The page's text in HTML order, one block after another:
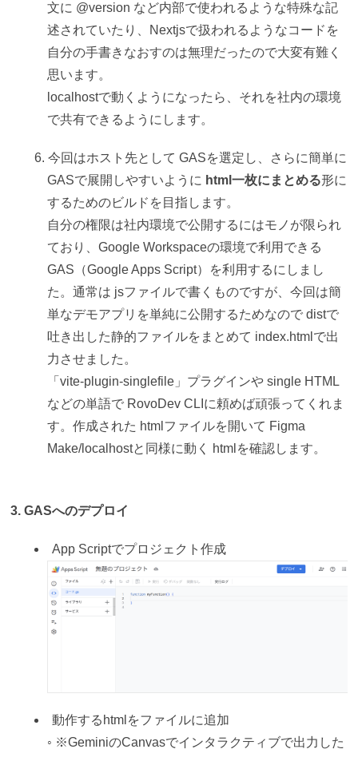
文に @version など内部で使われるような特殊な記
述されていたり、Nextjsで扱われるようなコードを
自分の手書きなおすのは無理だったので大変有難く
思います。
localhostで動くようになったら、それを社内の環境
で共有できるようにします。
今回はホスト先として GASを選定し、さらに簡単に
GASで展開しやすいように html一枚にまとめる形に
するためのビルドを目指します。
自分の権限は社内環境で公開するにはモノが限られ
ており、Google Workspaceの環境で利用できる
GAS（Google Apps Script）を利用するにしまし
た。通常は jsファイルで書くものですが、今回は簡
単なデモアプリを単純に公開するためなので distで
吐き出した静的ファイルをまとめて index.htmlで出
力させました。
「vite-plugin-singlefile」プラグインや single HTML
などの単語で RovoDev CLIに頼めば頑張ってくれま
す。作成された htmlファイルを開いて Figma
Make/localhostと同様に動く htmlを確認します。
3. GASへのデプロイ
App Scriptでプロジェクト作成
動作するhtmlをファイルに追加
◦ ※GeminiのCanvasでインタラクティブで出力した